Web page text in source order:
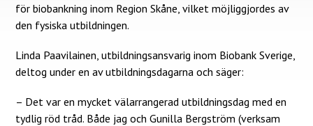
för biobankning inom Region Skåne, vilket möjliggjordes av
den fysiska utbildningen.
Linda Paavilainen, utbildningsansvarig inom Biobank Sverige,
deltog under en av utbildningsdagarna och säger:
– Det var en mycket välarrangerad utbildningsdag med en
tydlig röd tråd. Både jag och Gunilla Bergström (verksam